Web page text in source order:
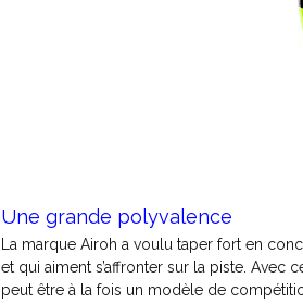
Une grande polyvalence
La marque Airoh a voulu taper fort en
et qui aiment s’affronter sur la piste. Avec
peut être à la fois un modèle de